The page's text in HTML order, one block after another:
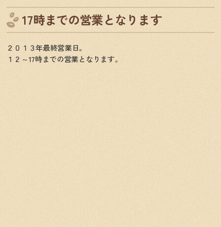
17時までの営業となります
２０１３年最終営業日。
１２～17時までの営業となります。